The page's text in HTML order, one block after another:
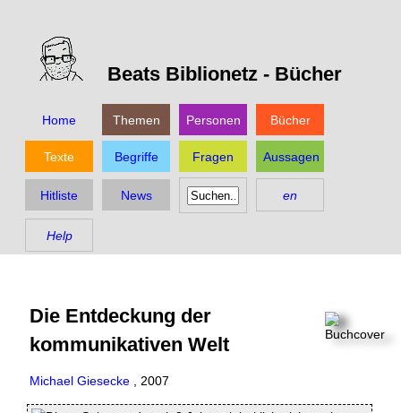
Beats Biblionetz - Bücher
Home Themen Personen Bücher
Texte Begriffe Fragen Aussagen
Hitliste News en
Help
Die Entdeckung der
kommunikativen Welt
Michael Giesecke 2007